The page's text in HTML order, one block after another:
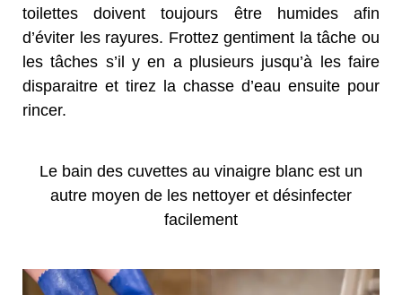
toilettes doivent toujours être humides afin
d’éviter les rayures. Frottez gentiment la tâche ou
les tâches s’il y en a plusieurs jusqu’à les faire
disparaitre et tirez la chasse d’eau ensuite pour
rincer.
Le bain des cuvettes au vinaigre blanc est un
autre moyen de les nettoyer et désinfecter
facilement